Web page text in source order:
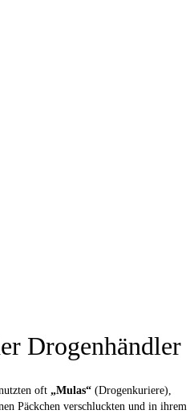
Drogenhändler
oft „Mulas“ (Drogenkuriere),
Päckchen verschluckten und in ihrem